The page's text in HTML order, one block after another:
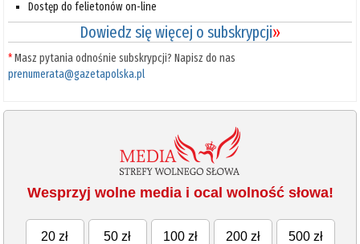
Dostęp do felietonów on-line
Dowiedz się więcej o subskrypcji»
*Masz pytania odnośnie subskrypcji? Napisz do nas
prenumerata@gazetapolska.pl
Wesprzyj wolne media i ocal wolność słowa!
20 zł 50 zł 100 zł 200 zł 500 zł